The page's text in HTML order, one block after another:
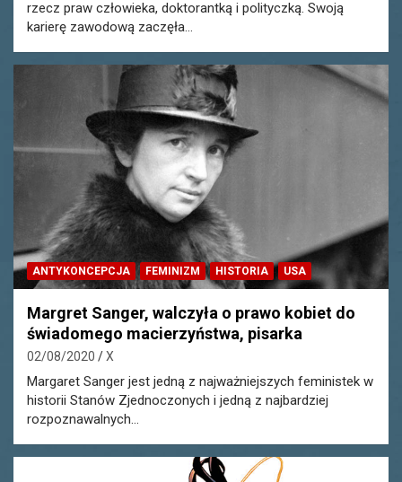
rzecz praw człowieka, doktorantką i polityczką. Swoją
karierę zawodową zaczęła…
ANTYKONCEPCJA FEMINIZM HISTORIA USA
Margret Sanger, walczyła o prawo kobiet do
świadomego macierzyństwa, pisarka
02/08/2020 X
Margaret Sanger jest jedną z najważniejszych feministek w
historii Stanów Zjednoczonych i jedną z najbardziej
rozpoznawalnych…